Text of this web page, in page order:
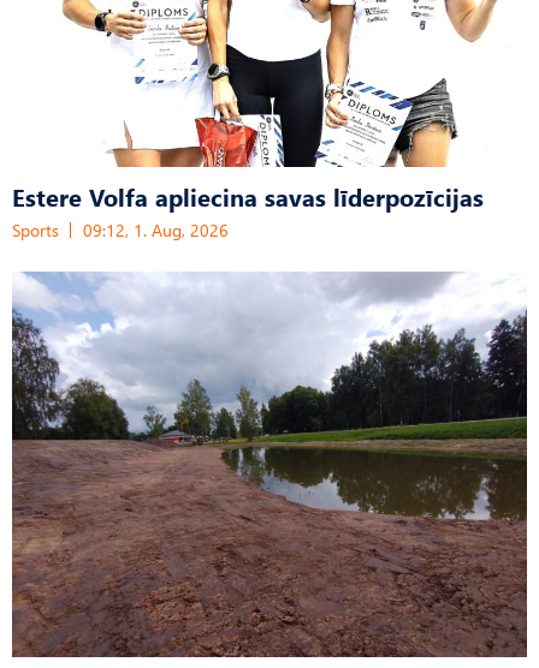
Estere Volfa apliecina savas līderpozīcijas
Sports 09:12, 1. Aug, 2026